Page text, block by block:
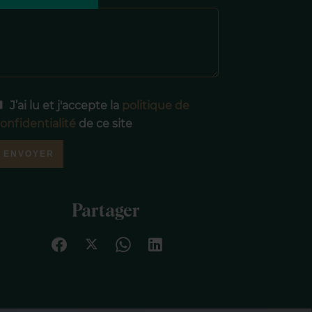
J’ai lu et j'accepte la politique de
de ce site
ENVOYER
Partager